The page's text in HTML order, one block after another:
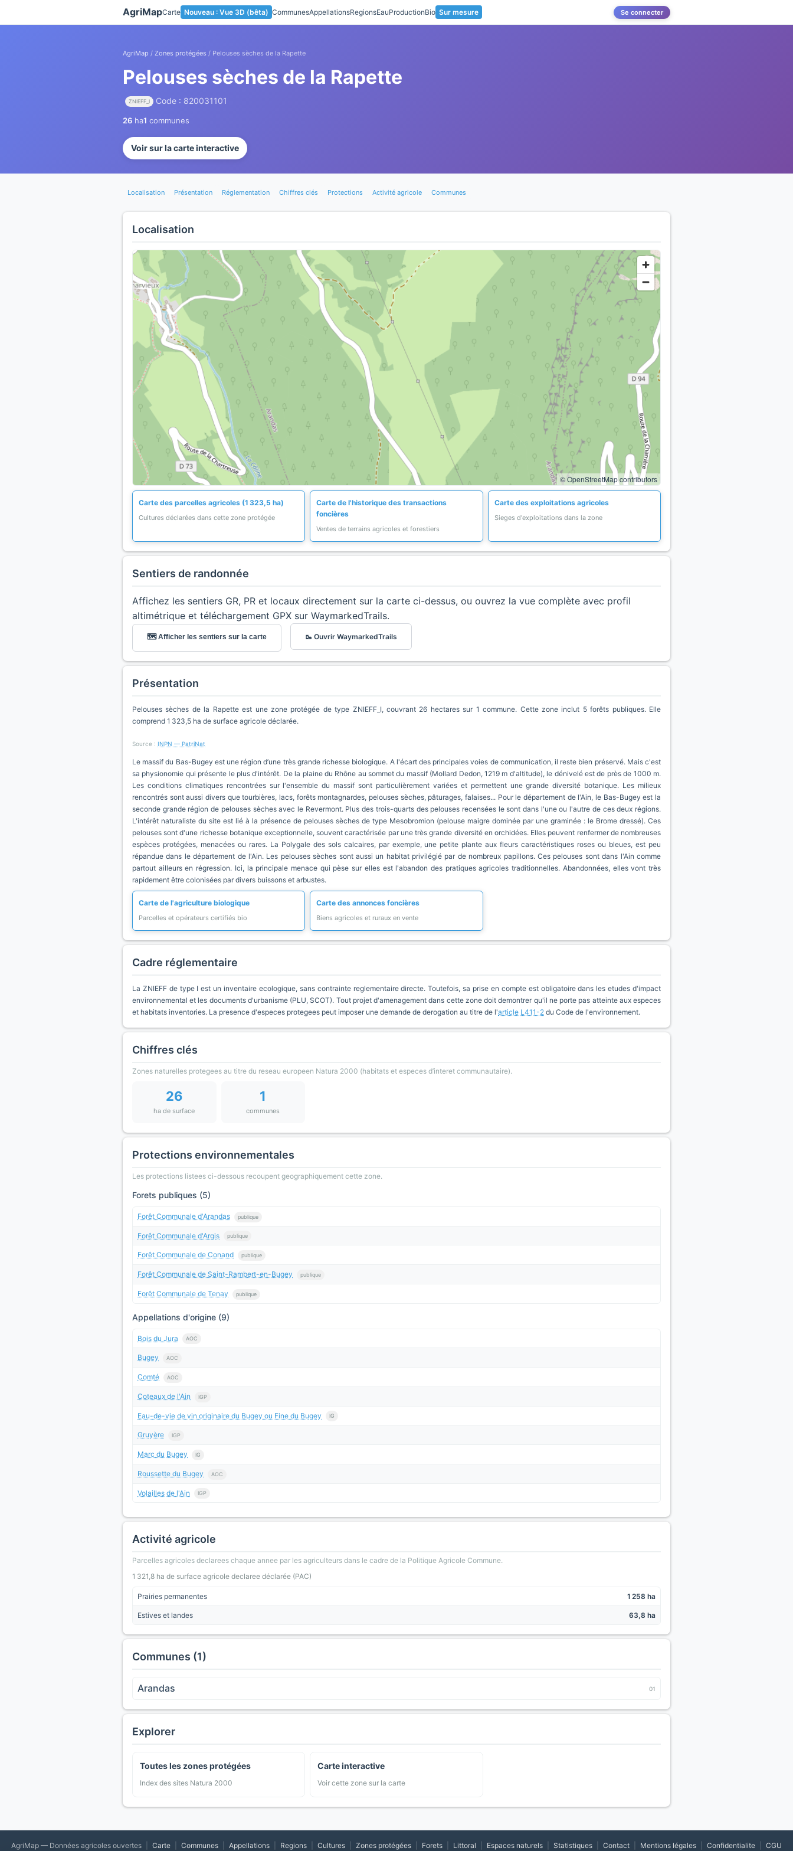
AgriMapCarte Nouveau : Vue 3D (bêta) CommunesAppellationsRegionsEauProductionBio Sur mesure Se connecter
AgriMap / Zones protégées / Pelouses sèches de la Rapette
Pelouses sèches de la Rapette
ZNIEFF_I Code : 820031101
26 ha1 communes
Voir sur la carte interactive
Localisation Présentation Réglementation Chiffres clés Protections Activité agricole Communes
Localisation
© OpenStreetMap contributors
Carte des parcelles agricoles (1 323,5 ha)
Cultures déclarées dans cette zone protégée
Carte de l'historique des transactions
foncières
Ventes de terrains agricoles et forestiers
Carte des exploitations agricoles
Sieges d'exploitations dans la zone
Sentiers de randonnée
Affichez les sentiers GR, PR et locaux directement sur la carte ci-dessus, ou ouvrez la vue complète avec profil
altimétrique et téléchargement GPX sur WaymarkedTrails.
🗺️ Afficher les sentiers sur la carte 🥾 Ouvrir WaymarkedTrails
Présentation
Pelouses sèches de la Rapette est une zone protégée de type ZNIEFF_I, couvrant 26 hectares sur 1 commune. Cette zone inclut 5 forêts publiques. Elle
comprend 1 323,5 ha de surface agricole déclarée.
Source : INPN — PatriNat
Le massif du Bas-Bugey est une région d’une très grande richesse biologique. A l'écart des principales voies de communication, il reste bien préservé. Mais c'est
sa physionomie qui présente le plus d'intérêt. De la plaine du Rhône au sommet du massif (Mollard Dedon, 1219 m d'altitude), le dénivelé est de près de 1000 m.
Les conditions climatiques rencontrées sur l'ensemble du massif sont particulièrement variées et permettent une grande diversité botanique. Les milieux
rencontrés sont aussi divers que tourbières, lacs, forêts montagnardes, pelouses sèches, pâturages, falaises... Pour le département de l'Ain, le Bas-Bugey est la
seconde grande région de pelouses sèches avec le Revermont. Plus des trois-quarts des pelouses recensées le sont dans l'une ou l'autre de ces deux régions.
L'intérêt naturaliste du site est lié à la présence de pelouses sèches de type Mesobromion (pelouse maigre dominée par une graminée : le Brome dressé). Ces
pelouses sont d'une richesse botanique exceptionnelle, souvent caractérisée par une très grande diversité en orchidées. Elles peuvent renfermer de nombreuses
espèces protégées, menacées ou rares. La Polygale des sols calcaires, par exemple, une petite plante aux fleurs caractéristiques roses ou bleues, est peu
répandue dans le département de l'Ain. Les pelouses sèches sont aussi un habitat privilégié par de nombreux papillons. Ces pelouses sont dans l'Ain comme
partout ailleurs en régression. Ici, la principale menace qui pèse sur elles est l'abandon des pratiques agricoles traditionnelles. Abandonnées, elles vont très
rapidement être colonisées par divers buissons et arbustes.
Carte de l'agriculture biologique
Parcelles et opérateurs certifiés bio
Carte des annonces foncières
Biens agricoles et ruraux en vente
Cadre réglementaire
La ZNIEFF de type I est un inventaire ecologique, sans contrainte reglementaire directe. Toutefois, sa prise en compte est obligatoire dans les etudes d'impact
environnemental et les documents d'urbanisme (PLU, SCOT). Tout projet d'amenagement dans cette zone doit demontrer qu'il ne porte pas atteinte aux especes
et habitats inventories. La presence d'especes protegees peut imposer une demande de derogation au titre de l'article L411-2 du Code de l'environnement.
Chiffres clés
Zones naturelles protegees au titre du reseau europeen Natura 2000 (habitats et especes d’interet communautaire).
26
ha de surface
1
communes
Protections environnementales
Les protections listees ci-dessous recoupent geographiquement cette zone.
Forets publiques (5)
Forêt Communale d'Arandas publique
Forêt Communale d'Argis publique
Forêt Communale de Conand publique
Forêt Communale de Saint-Rambert-en-Bugey publique
Forêt Communale de Tenay publique
Appellations d'origine (9)
Bois du Jura AOC
Bugey AOC
Comté AOC
Coteaux de l'Ain IGP
Eau-de-vie de vin originaire du Bugey ou Fine du Bugey IG
Gruyère IGP
Marc du Bugey IG
Roussette du Bugey AOC
Volailles de l'Ain IGP
Activité agricole
Parcelles agricoles declarees chaque annee par les agriculteurs dans le cadre de la Politique Agricole Commune.
1 321,8 ha de surface agricole declaree déclarée (PAC)
Prairies permanentes 1 258 ha
Estives et landes 63,8 ha
Communes (1)
Arandas 01
Explorer
Toutes les zones protégées
Index des sites Natura 2000
Carte interactive
Voir cette zone sur la carte
AgriMap — Données agricoles ouvertes Carte Communes Appellations Regions Cultures Zones protégées Forets Littoral Espaces naturels Statistiques Contact Mentions légales Confidentialite CGU
Panneau de gestion des cookies